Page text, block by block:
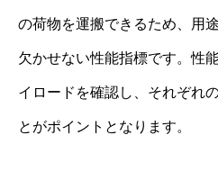
の荷物を運搬できるため、用
欠かせない性能指標です。性
イロードを確認し、それぞれ
とがポイントとなります。